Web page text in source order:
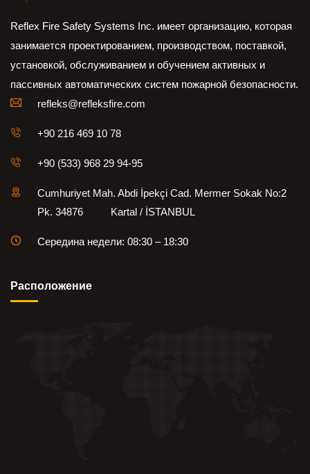
Reflex Fire Safety Systems Inc. имеет организацию, которая
занимается проектированием, производством, поставкой,
установкой, обслуживанием и обучением активных и
пассивных автоматических систем пожарной безопасности.
refleks@refleksfire.com
+90 216 469 10 78
+90 (533) 968 29 94-95
Cumhuriyet Mah. Abdi İpekçi Cad. Mermer Sokak No:2
Pk. 34876 Kartal / İSTANBUL
Середина недели: 08:30 – 18:30
Pасположение